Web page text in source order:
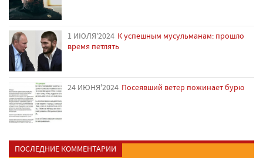
1 ИЮЛЯ'2024 К успешным мусульманам: прошло
время петлять
24 ИЮНЯ'2024 Посеявший ветер пожинает бурю
ПОСЛЕДНИЕ КОММЕНТАРИИ